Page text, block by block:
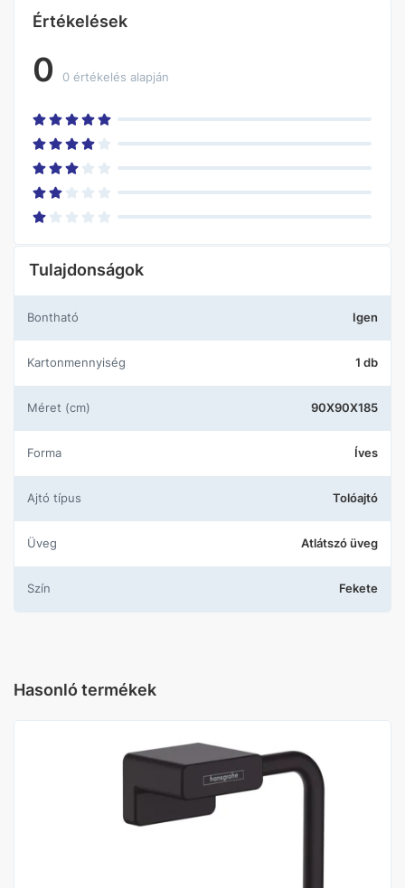
Értékelések
0 0 értékelés alapján
Tulajdonságok
Bontható Igen
Kartonmennyiség 1 db
Méret (cm) 90X90X185
Forma Íves
Ajtó típus Tolóajtó
Üveg Atlátszó üveg
Szín Fekete
Hasonló termékek